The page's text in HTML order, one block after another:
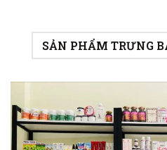
SẢN PHẨM TRƯNG